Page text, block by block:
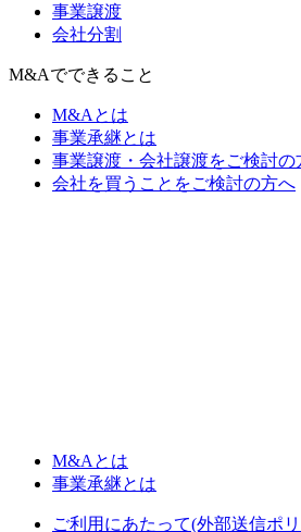
事業譲渡
会社分割
M&Aでできること
M&Aとは
事業承継とは
事業譲渡・会社譲渡をご検討の
会社を買うことをご検討の方へ
M&Aとは
事業承継とは
ご利用にあたって(外部送信ポ